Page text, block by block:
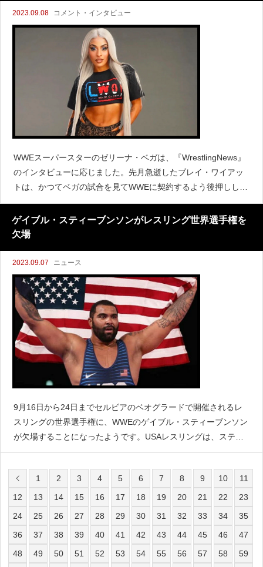
2023.09.08 コメント・インタビュー
WWEスーパースターのゼリーナ・ベガは、『WrestlingNews』
のインタビューに応じました。先月急逝したブレイ・ワイアッ
トは、かつてベガの試合を見てWWEに契約するよう後押しして
くれたようです。ベガはワイアットとの過去を振り返って次の
ように語りました。「2010年にFC
ゲイブル・スティーブンソンがレスリング世界選手権を
欠場
2023.09.07 ニュース
9月16日から24日までセルビアのベオグラードで開催されるレ
スリングの世界選手権に、WWEのゲイブル・スティーブンソン
が欠場することになったようです。USAレスリングは、スティ
ーブンソンは世界選手権に出場しないことをに伝えたとしてい
1
2 3 4 5 6 7 8 9 10
11
12
13 14 15 16 17 18 19 20 21 22
23
24
25 26 27 28 29 30 31 32 33 34
35
36
37 38 39 40 41 42 43 44 45 46
47
48
49 50 51 52 53 54 55 56 57 58
59